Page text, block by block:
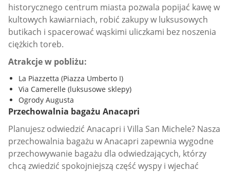
historycznego centrum miasta pozwala popijać kawę w
kultowych kawiarniach, robić zakupy w luksusowych
butikach i spacerować wąskimi uliczkami bez noszenia
ciężkich toreb.
Atrakcje w pobliżu:
La Piazzetta (Piazza Umberto I)
Via Camerelle (luksusowe sklepy)
Ogrody Augusta
Przechowalnia bagażu Anacapri
Planujesz odwiedzić Anacapri i Villa San Michele? Nasza
przechowalnia bagażu w Anacapri zapewnia wygodne
przechowywanie bagażu dla odwiedzających, którzy
chcą zwiedzić spokojniejszą część wyspy i wjechać